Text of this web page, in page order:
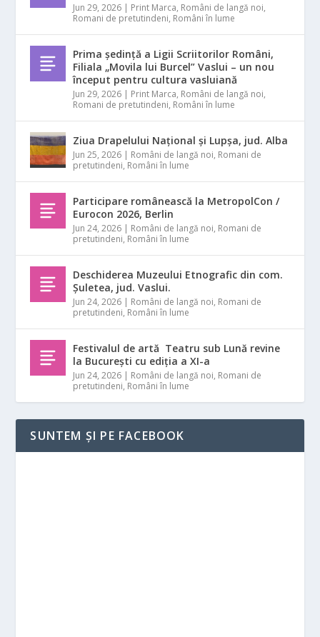
Jun 29, 2026 | Print Marca, Români de langă noi,
Romani de pretutindeni, Români în lume
Prima ședință a Ligii Scriitorilor Români,
Filiala „Movila lui Burcel” Vaslui – un nou
început pentru cultura vasluiană
Jun 29, 2026 | Print Marca, Români de langă noi,
Romani de pretutindeni, Români în lume
Ziua Drapelului Național și Lupșa, jud. Alba
Jun 25, 2026 | Români de langă noi, Romani de
pretutindeni, Români în lume
Participare românească la MetropolCon /
Eurocon 2026, Berlin
Jun 24, 2026 | Români de langă noi, Romani de
pretutindeni, Români în lume
Deschiderea Muzeului Etnografic din com.
Șuletea, jud. Vaslui.
Jun 24, 2026 | Români de langă noi, Romani de
pretutindeni, Români în lume
Festivalul de artă Teatru sub Lună revine
la București cu ediția a XI-a
Jun 24, 2026 | Români de langă noi, Romani de
pretutindeni, Români în lume
SUNTEM ȘI PE FACEBOOK